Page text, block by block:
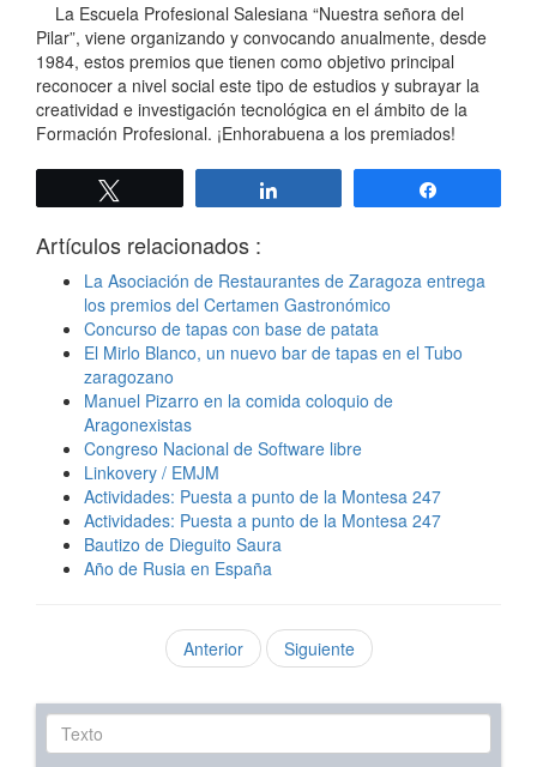
La Escuela Profesional Salesiana “Nuestra señora del
Pilar”, viene organizando y convocando anualmente, desde
1984, estos premios que tienen como objetivo principal
reconocer a nivel social este tipo de estudios y subrayar la
creatividad e investigación tecnológica en el ámbito de la
Formación Profesional. ¡Enhorabuena a los premiados!
Artículos relacionados :
La Asociación de Restaurantes de Zaragoza entrega
los premios del Certamen Gastronómico
Concurso de tapas con base de patata
El Mirlo Blanco, un nuevo bar de tapas en el Tubo
zaragozano
Manuel Pizarro en la comida coloquio de
Aragonexistas
Congreso Nacional de Software libre
Linkovery / EMJM
Actividades: Puesta a punto de la Montesa 247
Actividades: Puesta a punto de la Montesa 247
Bautizo de Dieguito Saura
Año de Rusia en España
Anterior Siguiente
Texto